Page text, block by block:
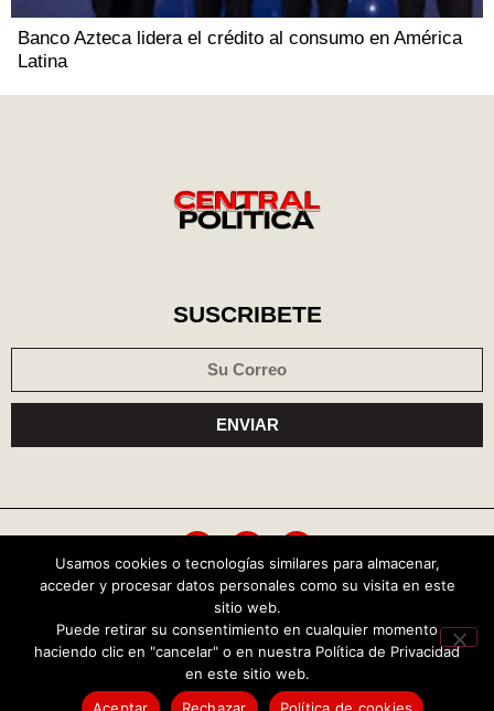
Banco Azteca lidera el crédito al consumo en América
Latina
SUSCRIBETE
ENVIAR
Copyright © 2026 Central Política
Política de cookies Aviso de privacidad
TENDENCIAS HOY
Usamos cookies o tecnologías similares para almacenar,
acceder y procesar datos personales como su visita en este
sitio web.
Puede retirar su consentimiento en cualquier momento
haciendo clic en "cancelar" o en nuestra Política de Privacidad
en este sitio web.
Aceptar
Rechazar Política de cookies